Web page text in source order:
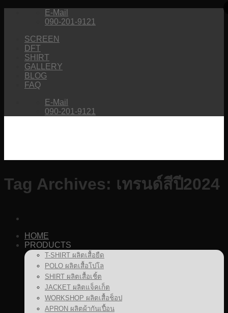
E-Mail
090-201-9121
SCREEN
DFT
SHIRT
GALLERY
BLOG
FAQ
E-Mail
090-201-9121
HOME
PRODUCTS
T-SHIRT ผลิตเสื้อยืด
POLO ผลิตเสื้อโปโล
SHIRT ผลิตเสื้อเชิ้ต
JACKET ผลิตแจ็คเก็ต
WORKSHOP ผลิตเสื้อช็อป
APRON ผลิตผ้ากันเปื้อน
Tag Archives: เทรนด์สีปี2024